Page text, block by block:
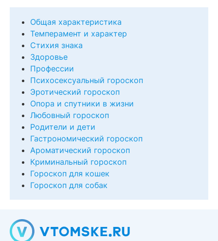
Общая характеристика
Темперамент и характер
Стихия знака
Здоровье
Профессии
Психосексуальный гороскоп
Эротический гороскоп
Опора и спутники в жизни
Любовный гороскоп
Родители и дети
Гастрономический гороскоп
Ароматический гороскоп
Криминальный гороскоп
Гороскоп для кошек
Гороскоп для собак